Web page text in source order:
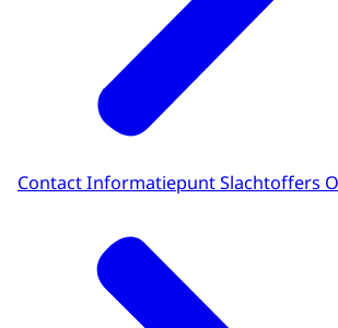
Contact Informatiepunt Slachtoffers